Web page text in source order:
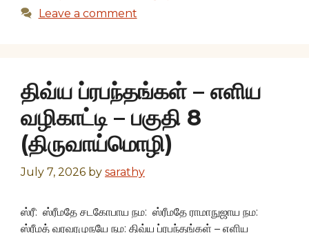
Leave a comment
திவ்ய ப்ரபந்தங்கள் – எளிய
வழிகாட்டி – பகுதி 8
(திருவாய்மொழி)
July 7, 2026 by sarathy
ஸ்ரீ: ஸ்ரீமதே சடகோபாய நம: ஸ்ரீமதே ராமாநுஜாய நம:
ஸ்ரீமத் வரவரமுநயே நம: திவ்ய ப்ரபந்தங்கள் – எளிய